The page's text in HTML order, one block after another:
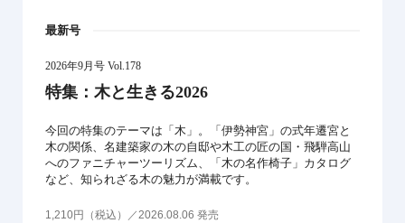
最新号
2026年9月号 Vol.178
特集：木と生きる2026
今回の特集のテーマは「木」。「伊勢神宮」の式年遷宮と
木の関係、名建築家の木の自邸や木工の匠の国・飛騨高山
へのファニチャーツーリズム、「木の名作椅子」カタログ
など、知られざる木の魅力が満載です。
1,210円（税込）／2026.08.06 発売